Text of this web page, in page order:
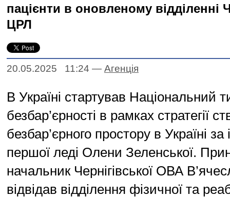
пацієнти в оновленому відділенні
ЦРЛ
20.05.2025 11:24 — Агенцiя
В Україні стартував Національний
безбар’єрності в рамках стратегії
безбар’єрного простору в Україні за
першої леді Олени Зеленської.
начальник Чернігівської ОВА
відвідав відділення фізичної та